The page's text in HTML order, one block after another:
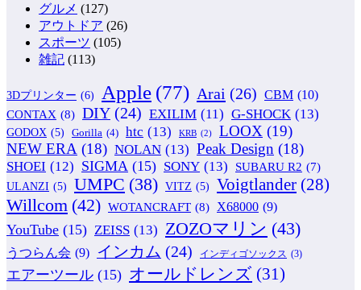
グルメ (127)
アウトドア (26)
スポーツ (105)
雑記 (113)
3Dプリンター (6) Apple (77) Arai (26) CBM (10)
CONTAX (8) DIY (24) EXILIM (11) G-SHOCK (13)
GODOX (5) Gorilla (4) htc (13) KRB (2) LOOX (19)
NEW ERA (18) NOLAN (13) Peak Design (18)
SHOEI (12) SIGMA (15) SONY (13) SUBARU R2 (7)
ULANZI (5) UMPC (38) VITZ (5) Voigtlander (28)
Willcom (42) WOTANCRAFT (8) X68000 (9)
YouTube (15) ZEISS (13) ZOZOマリン (43)
うつらん会 (9) インカム (24) インディゴソックス (3)
エアーツール (15) オールドレンズ (31)